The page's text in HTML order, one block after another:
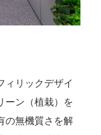
ィリックデザイ
ーン（植栽）を
の無機質さを解